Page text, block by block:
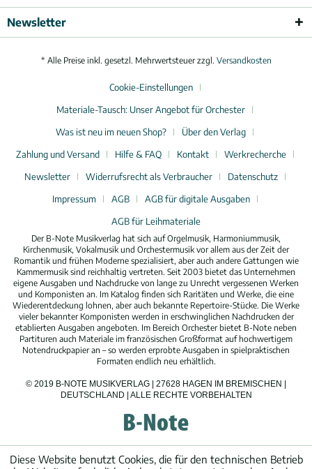
Newsletter
* Alle Preise inkl. gesetzl. Mehrwertsteuer zzgl. Versandkosten
Cookie-Einstellungen
Materiale-Tausch: Unser Angebot für Orchester
Was ist neu im neuen Shop?
Über den Verlag
Zahlung und Versand
Hilfe & FAQ Kontakt
Werkrecherche
Newsletter
Widerrufsrecht als Verbraucher
Datenschutz
Impressum
AGB
AGB für digitale Ausgaben
AGB für Leihmateriale
Der B-Note Musikverlag hat sich auf Orgelmusik, Harmoniummusik,
Kirchenmusik, Vokalmusik und Orchestermusik vor allem aus der Zeit der
Romantik und frühen Moderne spezialisiert, aber auch andere Gattungen wie
Kammermusik sind reichhaltig vertreten. Seit 2003 bietet das Unternehmen
eigene Ausgaben und Nachdrucke von lange zu Unrecht vergessenen Werken
und Komponisten an. Im Katalog finden sich Raritäten und Werke, die eine
Wiederentdeckung lohnen, aber auch bekannte Repertoire-Stücke. Die Werke
vieler bekannter Komponisten werden in erschwinglichen Nachdrucken der
etablierten Ausgaben angeboten. Im Bereich Orchester bietet B-Note neben
Partituren auch Materiale im französischen Großformat auf hochwertigem
Notendruckpapier an – so werden erprobte Ausgaben in spielpraktischen
Formaten endlich neu erhältlich.
© 2019 B-NOTE MUSIKVERLAG | 27628 HAGEN IM BREMISCHEN |
DEUTSCHLAND | ALLE RECHTE VORBEHALTEN
Diese Website benutzt Cookies, die für den technischen Betrieb